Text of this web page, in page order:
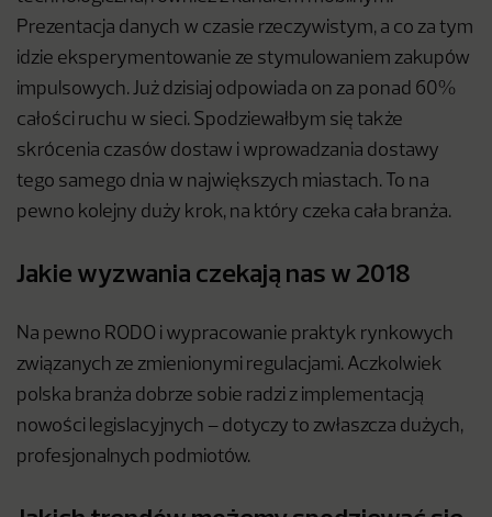
Prezentacja danych w czasie rzeczywistym, a co za tym
idzie eksperymentowanie ze stymulowaniem zakupów
impulsowych. Już dzisiaj odpowiada on za ponad 60%
całości ruchu w sieci. Spodziewałbym się także
skrócenia czasów dostaw i wprowadzania dostawy
tego samego dnia w największych miastach. To na
pewno kolejny duży krok, na który czeka cała branża.
Jakie wyzwania czekają nas w 2018
Na pewno RODO i wypracowanie praktyk rynkowych
związanych ze zmienionymi regulacjami. Aczkolwiek
polska branża dobrze sobie radzi z implementacją
nowości legislacyjnych – dotyczy to zwłaszcza dużych,
profesjonalnych podmiotów.